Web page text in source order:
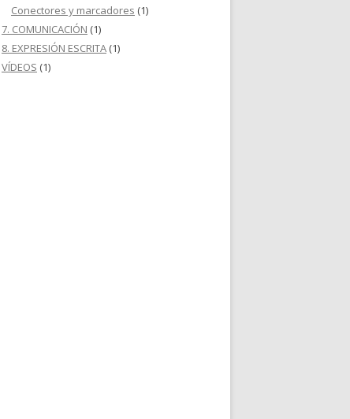
Conectores y marcadores (1)
7. COMUNICACIÓN (1)
8. EXPRESIÓN ESCRITA (1)
VÍDEOS (1)